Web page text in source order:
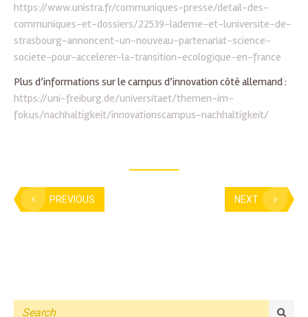
https://www.unistra.fr/communiques-presse/detail-des-
communiques-et-dossiers/22539-lademe-et-luniversite-de-
strasbourg-annoncent-un-nouveau-partenariat-science-
societe-pour-accelerer-la-transition-ecologique-en-france
Plus d’informations sur le campus d’innovation côté allemand :
https://uni-freiburg.de/universitaet/themen-im-
fokus/nachhaltigkeit/innovationscampus-nachhaltigkeit/
PREVIOUS NEXT